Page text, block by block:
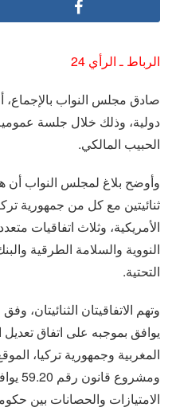
الرباط ـ الرأي 24
صادق مجلس النواب
دولية، وذلك خلال جلسة
الحبيب المالكي.
وأوضح بلاغ لمجلس النواب أن
ثنائيتين مع كل من جمهورية
الأمريكية، وثلاث اتفاقيات
النووية والسلامة الطرقية
التحتية.
يوافق بموجبه على اتفاق تعديل
الامتيازات والحصانات بين